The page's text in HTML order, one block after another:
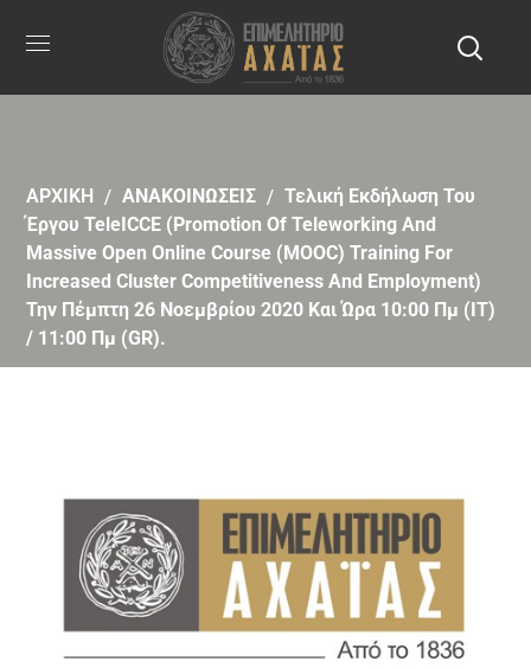
ΑΡΧΙΚΗ ΑΝΑΚΟΙΝΩΣΕΙΣ
Τελική Εκδήλωση Του
Έργου TeleICCE (Promotion Of Teleworking And
Massive Open Online Course (MOOC) Training For
Increased Cluster Competitiveness And Employment)
Την Πέμπτη 26 Νοεμβρίου 2020 Και Ώρα 10:00 Πμ (ΙΤ)
/ 11:00 Πμ (GR).